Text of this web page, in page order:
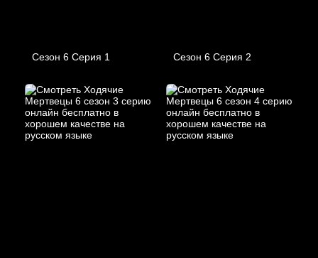
Сезон 6 Серия 1 Сезон 6 Серия 2